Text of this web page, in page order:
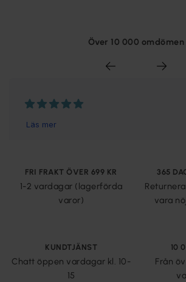
Över 10 000 omdömen
FRI FRAKT ÖVER 699 KR
1-2 vardagar (lagerförda
varor)
365
vara
KUNDTJÄNST
Chatt öppen vardagar kl. 10-
15
10
Från